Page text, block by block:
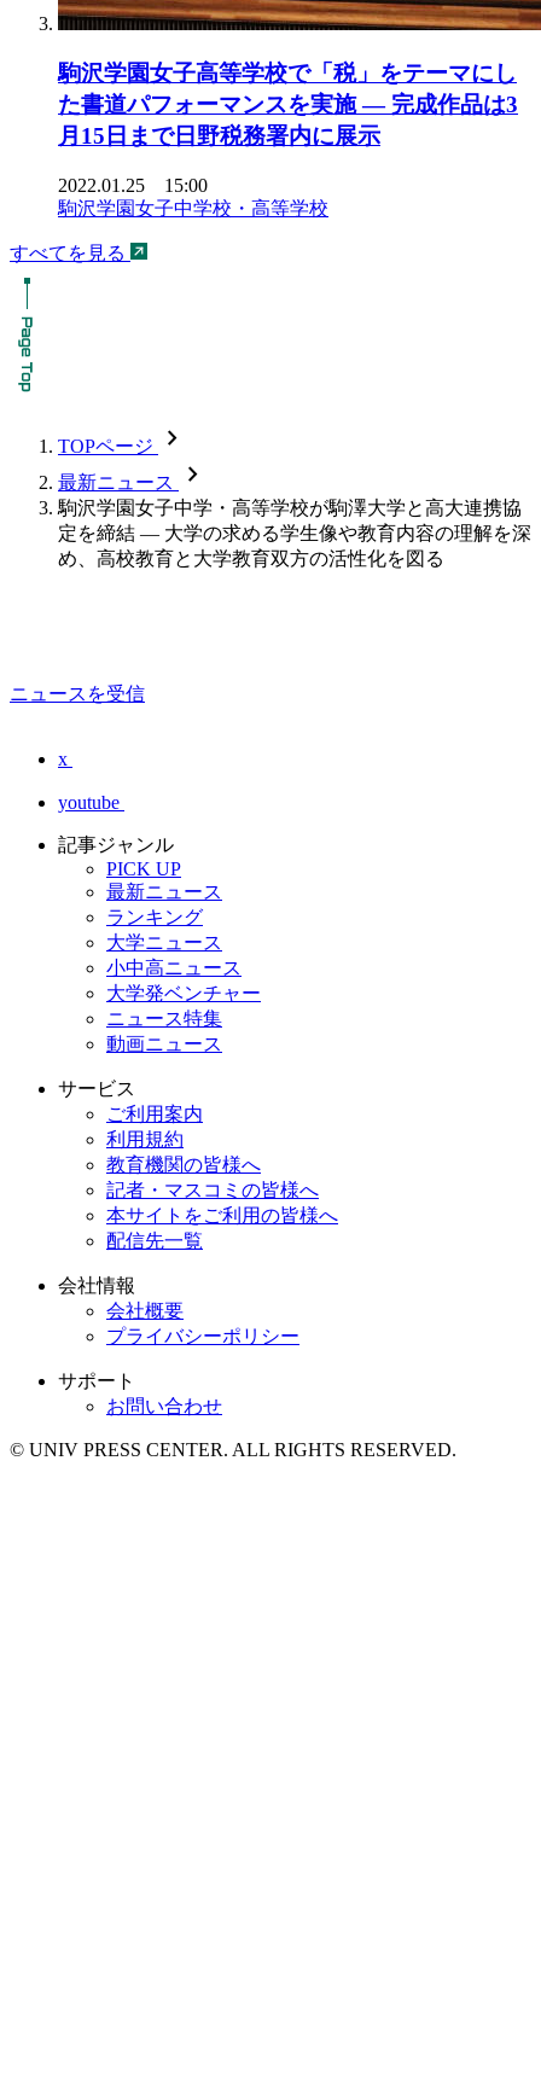
駒沢学園女子高等学校で「税」をテーマにし
た書道パフォーマンスを実施 — 完成作品は3
月15日まで日野税務署内に展示
2022.01.25 15:00
駒沢学園女子中学校・高等学校
すべてを見る
TOPページ chevron_forward
最新ニュース chevron_forward
駒沢学園女子中学・高等学校が駒澤大学と高大連携協
定を締結 ― 大学の求める学生像や教育内容の理解を深
め、高校教育と大学教育双方の活性化を図る
ニュースを受信
x
youtube
記事ジャンル
PICK UP
最新ニュース
ランキング
大学ニュース
小中高ニュース
大学発ベンチャー
ニュース特集
動画ニュース
サービス
ご利用案内
利用規約
教育機関の皆様へ
記者・マスコミの皆様へ
本サイトをご利用の皆様へ
配信先一覧
会社情報
会社概要
プライバシーポリシー
サポート
お問い合わせ
© UNIV PRESS CENTER. ALL RIGHTS RESERVED.